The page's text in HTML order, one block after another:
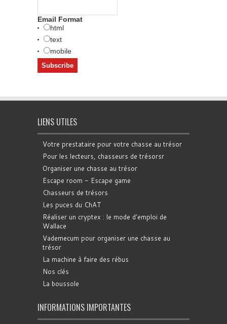
Email Format
html
text
mobile
LIENS UTILES
Votre prestataire pour votre chasse au trésor
Pour les lecteurs, chasseurs de trésorsr
Organiser une chasse au trésor
Escape room - Escape game
Chasseurs de trésors
Les puces du ChAT
Réaliser un cryptex : le mode d'emploi de
Wallace
Vademecum pour organiser une chasse au
trésor
La machine à faire des rébus
Nos clés
La boussole
INFORMATIONS IMPORTANTES